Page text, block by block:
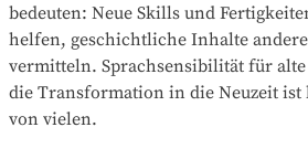
bedeuten: Neue Skills und
helfen, geschichtliche Inhalte
vermitteln. Sprachsensibilität für
die Transformation in die Neuzeit
von vielen.